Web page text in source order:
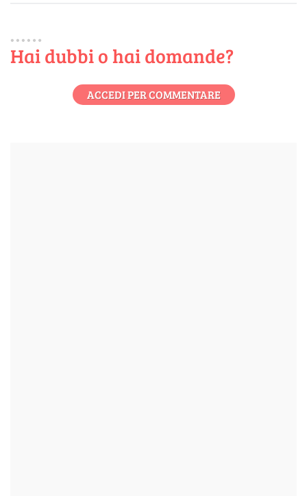
Hai dubbi o hai domande?
ACCEDI PER COMMENTARE